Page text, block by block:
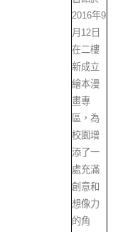
2016年9
月12日
在二樓
新成立
繪本漫
畫專
區，為
校園增
添了一
處充滿
創意和
想像力
的角